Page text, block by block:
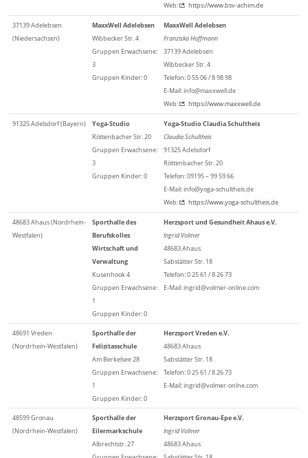
Web:
https://www.bsv-achim.de
37139 Adelebsen
(Niedersachsen)
MaxxWell Adelebsen
Wibbecker Str. 4
Gruppen Erwachsene:
3
Gruppen Kinder: 0
MaxxWell Adelebsen
Franziska Hoffmann
37139 Adelebsen
Wibbecker Str. 4
Telefon: 0 55 06 / 8 98 98
E-Mail: info@maxxwell.de
Web:
https://www.maxxwell.de
91325 Adelsdorf (Bayern)
Yoga-Studio
Röttenbacher Str. 20
Gruppen Erwachsene:
3
Gruppen Kinder: 0
Yoga-Studio Claudia Schultheis
Claudia Schultheis
91325 Adelsdorf
Röttenbacher Str. 20
Telefon: 09195 – 99 59 66
E-Mail: info@yoga-schultheis.de
Web:
https://www.yoga-schultheis.de
48683 Ahaus (Nordrhein-
Westfalen)
Sporthalle des
Berufskolles
Wirtschaft und
Verwaltung
Kusenhook 4
Gruppen Erwachsene:
1
Gruppen Kinder: 0
Herzsport und Gesundheit Ahaus e.V.
Ingrid Volmer
48683 Ahaus
Sabstätter Str. 18
Telefon: 0 25 61 / 8 26 73
E-Mail: ingrid@volmer-online.com
48691 Vreden
(Nordrhein-Westfalen)
Sporthalle der
Felizitasschule
Am Berkelsee 28
Gruppen Erwachsene:
1
Gruppen Kinder: 0
Herzsport Vreden e.V.
48683 Ahaus
Sabstätter Str. 18
Telefon: 0 25 61 / 8 26 73
E-Mail: ingrid@volmer-onlne.com
48599 Gronau
(Nordrhein-Westfalen)
Sporthalle der
Eilermarkschule
Albrechtstr. 27
Herzsport Gronau-Epe e.V.
Ingrid Volmer
48683 Ahaus